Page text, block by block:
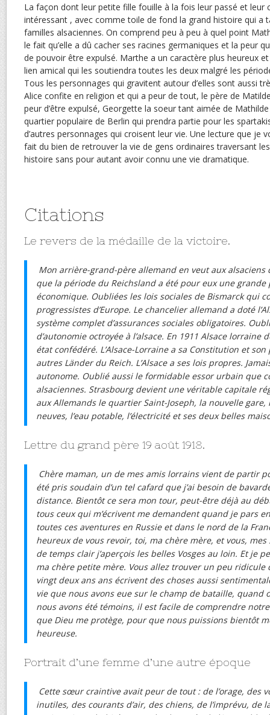
La façon dont leur petite fille fouille à la fois leur passé et leur
intéressant , avec comme toile de fond la grand histoire qui a
familles alsaciennes. On comprend peu à peu à quel point
le fait qu’elle a dû cacher ses racines germaniques et la peur
de pouvoir être expulsé. Marthe a un caractère plus heureux
lien amical qui les soutiendra toutes les deux malgré les
Tous les personnages qui gravitent autour d’elles sont aussi
Alice confite en religion et qui a peur de tout, le père de
peur d’être expulsé, Georgette la soeur tant aimée de
quartier populaire de Berlin qui prendra partie pour les
d’autres personnages qui croisent leur vie. Une lecture que je
fait du bien de retrouver la vie de gens ordinaires traversant
histoire sans pour autant avoir connu une vie dramatique.
Citations
Le revers de la médaille de la victoire.
Mon arrière-grand-père allemand en veut aux alsaciens
que la période du Reichsland a été pour eux une grande
économique. Oubliées les lois sociales de Bismarck qui
progressistes d’Europe. Le chancelier allemand a doté
système complet d’assurances sociales obligatoires.
d’autonomie octroyée à l’alsace. En 1911 Alsace lorraine
état confédéré. L’Alsace-Lorraine a sa Constitution et
autres Länder du Reich. L’Alsace a ses lois propres.
autonome. Oublié aussi le formidable essor urbain que
alsaciennes. Strasbourg devient une véritable capitale
aux Allemands le quartier Saint-Joseph, la nouvelle
neuves, l’eau potable, l’électricité et ses deux belles
Lettre du grand père 19 août 1918.
Chère maman, un de mes amis lorrains vient de partir
été pris soudain d’un tel cafard que j’ai besoin de
distance. Bientôt ce sera mon tour, peut-être déjà au
tous ceux qui m’écrivent me demandent quand je pars
toutes ces aventures en Russie et dans le nord de la
heureux de vous revoir, toi, ma chère mère, et vous,
de temps clair j’aperçois les belles Vosges au loin. Et je
ma chère petite mère. Vous allez trouver un peu ridicule
vingt deux ans ans écrivent des choses aussi
vie que nous avons eue sur le champ de bataille, quand
nous avons été témoins, il est facile de comprendre
que Dieu me protège, pour que nous puissions bientôt
heureuse.
Portrait d’une femme d’une autre époque
Cette sœur craintive avait peur de tout : de l’orage, des
inutiles, des courants d’air, des chiens, de l’imprévu, de